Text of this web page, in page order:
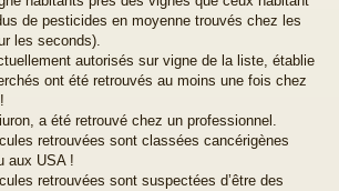
de pesticides en moyenne trouvés chez les
les seconds).
autorisés sur vigne de la liste, établie
ont été retrouvés au moins une fois chez
a été retrouvé chez un professionnel.
retrouvées sont classées cancérigènes
aux USA !
retrouvées sont suspectées d’être des